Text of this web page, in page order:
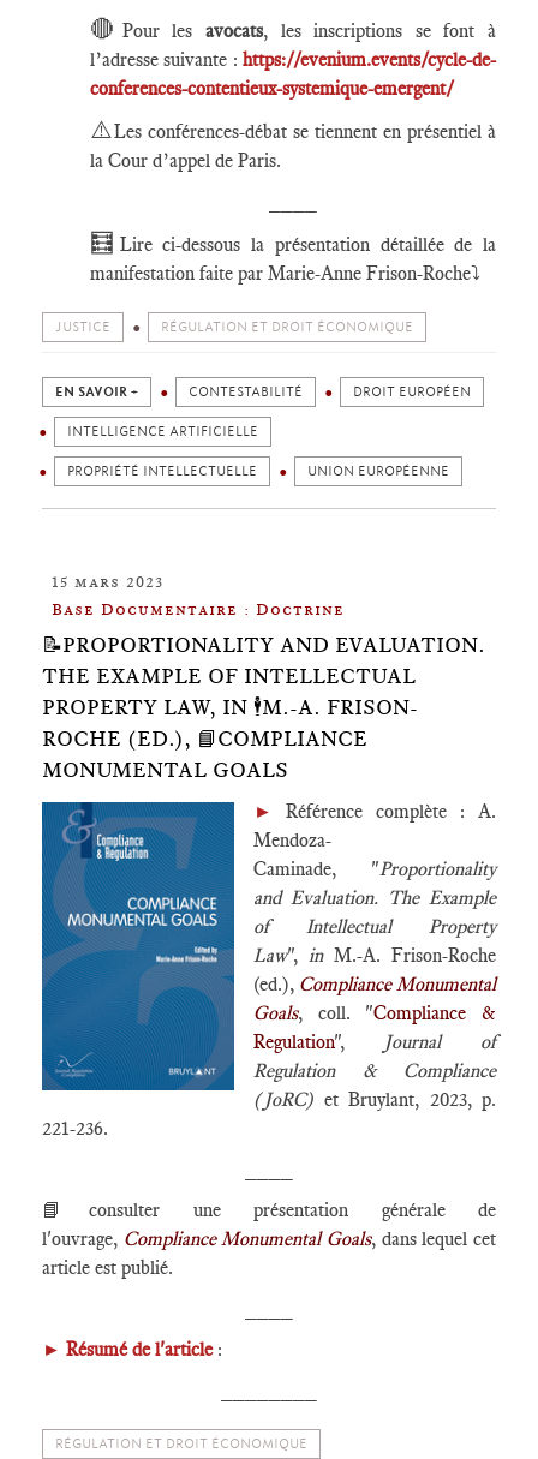
🔴 Pour les avocats, les inscriptions se font à
l’adresse suivante : https://evenium.events/cycle-de-
conferences-contentieux-systemique-emergent/
⚠️Les conférences-débat se tiennent en présentiel à
la Cour d’appel de Paris.
🧮 Lire ci-dessous la présentation détaillée de la
manifestation faite par Marie-Anne Frison-Roche⤵️
JUSTICE RÉGULATION ET DROIT ÉCONOMIQUE
EN SAVOIR + CONTESTABILITÉ DROIT EUROPÉEN
INTELLIGENCE ARTIFICIELLE
PROPRIÉTÉ INTELLECTUELLE UNION EUROPÉENNE
15 mars 2023
Base Documentaire : Doctrine
📝PROPORTIONALITY AND EVALUATION.
THE EXAMPLE OF INTELLECTUAL
PROPERTY LAW, IN 🕴️M.-A. FRISON-
ROCHE (ED.), 📘COMPLIANCE
MONUMENTAL GOALS
► Référence complète : A.
Mendoza-
Caminade, "Proportionality
and Evaluation. The Example
of Intellectual Property
Law", inM.-A. Frison-Roche
(ed.), Compliance Monumental
Goals, coll. "Compliance &
Regulation",
Journal of
Regulation & Compliance
(JoRC) et Bruylant, 2023, p.
221-236.
📘consulter une présentation générale de
l'ouvrage, Compliance Monumental Goals, dans lequel cet
article est publié.
► Résumé de l'article:
RÉGULATION ET DROIT ÉCONOMIQUE